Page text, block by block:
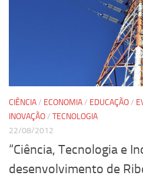
CIÊNCIA/ ECONOMIA/ EDUCAÇÃO/
INOVAÇÃO/ TECNOLOGIA
22/08/2012
“Ciência, Tecnologia e
desenvolvimento de